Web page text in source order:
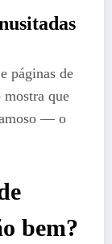
páginas de
que
— o
bem?